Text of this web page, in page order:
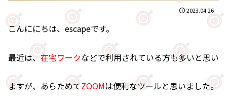
2023.04.26
こんににちは、escapeです。
最近は、 在宅ワークなどで利用されている方も多いと思い
ますが、あらためてZOOMは便利なツールと思いました。